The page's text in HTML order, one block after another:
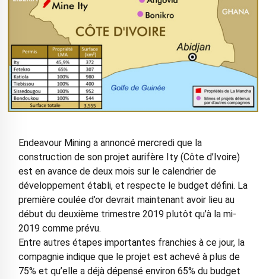
Endeavour Mining a annoncé mercredi que la
construction de son projet aurifère Ity (Côte d’Ivoire)
est en avance de deux mois sur le calendrier de
développement établi, et respecte le budget défini. La
première coulée d’or devrait maintenant avoir lieu au
début du deuxième trimestre 2019 plutôt qu’à la mi-
2019 comme prévu.
Entre autres étapes importantes franchies à ce jour, la
compagnie indique que le projet est achevé à plus de
75% et qu’elle a déjà dépensé environ 65% du budget